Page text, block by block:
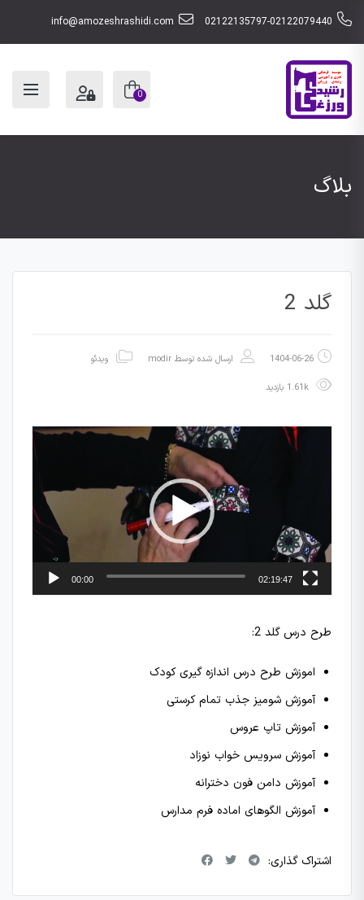
02122135797-02122079440
info@amozeshrashidi.com
0
بلاگ
گلد 2
1404-06-26 ارسال شده توسط modir ویدئو
نمایشگر
00:00 02:19:47
طرح درس گلد 2:
اموزش طرح درس اندازه گیری کودک
آموزش شومیز جذب تمام کرستی
آموزش تاپ عروس
آموزش سرویس خواب نوزاد
آموزش دامن فون دخترانه
آموزش الگوهای اماده فرم مدارس
اشتراک گذاری: